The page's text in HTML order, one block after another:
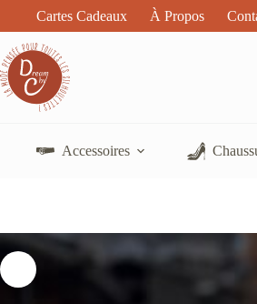
contenu
Cartes Cadeaux À Propos
Accessoires